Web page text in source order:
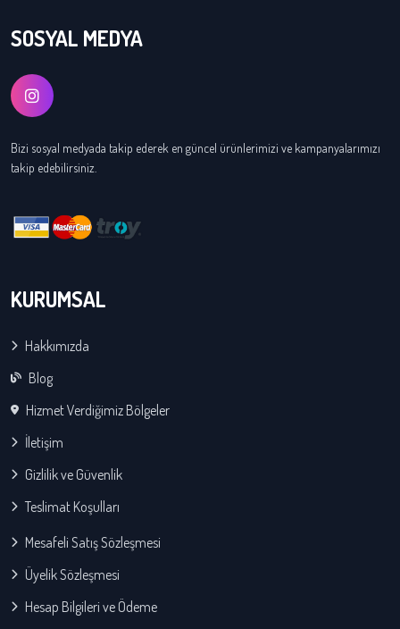
SOSYAL MEDYA
Bizi sosyal medyada takip ederek en güncel ürünlerimizi ve kampanyalarımızı
takip edebilirsiniz.
KURUMSAL
Hakkımızda
Blog
Hizmet Verdiğimiz Bölgeler
İletişim
Gizlilik ve Güvenlik
Teslimat Koşulları
Mesafeli Satış Sözleşmesi
Üyelik Sözleşmesi
Hesap Bilgileri ve Ödeme